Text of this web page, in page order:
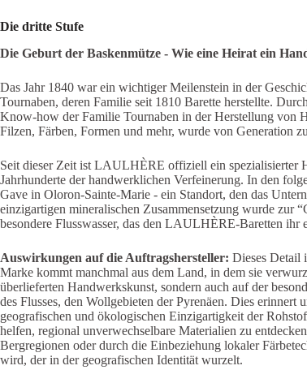
Die dritte Stufe
Die Geburt der Baskenmütze - Wie eine Heirat ein
Das Jahr 1840 war ein wichtiger Meilenstein in der
Tournaben, deren Familie seit 1810 Barette herstellte.
Know-how der Familie Tournaben in der Herstellung von
Filzen, Färben, Formen und mehr, wurde von Generation
Seit dieser Zeit ist LAULHÈRE offiziell ein spezialisierter
Jahrhunderte der handwerklichen Verfeinerung. In den
Gave in Oloron-Sainte-Marie - ein Standort, den das
einzigartigen mineralischen Zusammensetzung wurde zur
besondere Flusswasser, das den LAULHÈRE-Baretten
Auswirkungen auf die Auftragshersteller: Dieses Detail
Marke kommt manchmal aus dem Land, in dem sie
überlieferten Handwerkskunst, sondern auch auf der
des Flusses, den Wollgebieten der Pyrenäen. Dies
geografischen und ökologischen Einzigartigkeit der
helfen, regional unverwechselbare Materialien zu
Bergregionen oder durch die Einbeziehung lokaler
wird, der in der geografischen Identität wurzelt.